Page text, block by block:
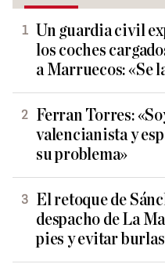
Un guardia civil
los coches
a Marruecos: «Se
Ferran Torres:
valencianista y
su problema»
El retoque de
despacho de La
pies y evitar